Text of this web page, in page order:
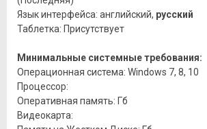
Язык интерфейса: английский, русский
Таблетка: Присутствует
Минимальные системные требования:
Операционная система: Windows 7, 8, 10
Процессор:
Оперативная память: Гб
Видеокарта: